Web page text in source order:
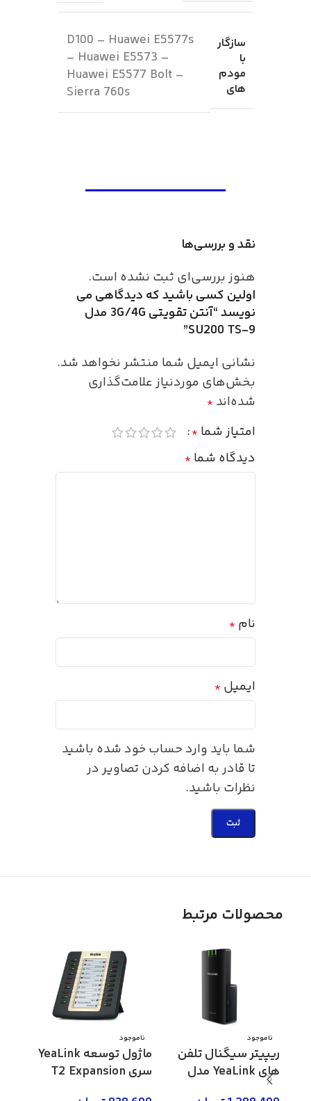
سازگار
با
مودم
های
D100 – Huawei E5577s
– Huawei E5573 –
Huawei E5577 Bolt –
Sierra 760s
نقد و بررسی‌ها
هنوز بررسی‌ای ثبت نشده است.
اولین کسی باشید که دیدگاهی می
نویسد “آنتن تقویتی 3G/4G مدل
SU200 TS-9”
نشانی ایمیل شما منتشر نخواهد شد.
بخش‌های موردنیاز علامت‌گذاری
شده‌اند *
امتیاز شما *
دیدگاه شما *
نام *
ایمیل *
شما باید وارد حساب خود شده باشید
تا قادر به اضافه کردن تصاویر در
نظرات باشید.
محصولات مرتبط
ناموجود
ریپیتر سیگنال تلفن
های YeaLink مدل
RT20U
ناموجود
ماژول توسعه YeaLink
سری T2 Expansion